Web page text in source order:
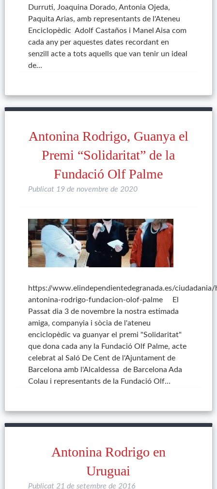
Durruti, Joaquina Dorado, Antonia Ojeda,
Paquita Arias, amb representants de l'Ateneu
Enciclopèdic Adolf Castaños i Manel Aisa com
cada any per aquestes dates recordant en
senzill acte a tots aquells que van tenir un ideal
de…
Antonina Rodrigo, Guanya el
Premi “Solidaritat” de la
Fundació Olf Palme
Publicat 19 de novembre de 2020
https://www.elindependientedegranada.es/ciudadania/
antonina-rodrigo-fundacion-olof-palme El
Passat dia 3 de novembre la nostra estimada
amiga, companyia i sòcia de l'ateneu
enciclopèdic va guanyar el premi "Solidaritat"
que dona cada any la Fundació Olf Palme, acte
celebrat al Saló De Cent de l'Ajuntament de
Barcelona amb l'Alcaldessa de Barcelona Ada
Colau i representants de la Fundació Olf…
Antonina Rodrigo en
Uruguai
Publicat 21 de setembre de 2016